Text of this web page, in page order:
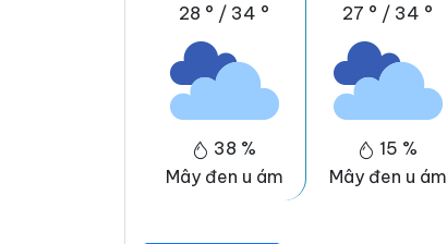
28 ° / 34 °
38 %
Mây đen u ám
27 ° / 34 °
15 %
Mây đen u ám